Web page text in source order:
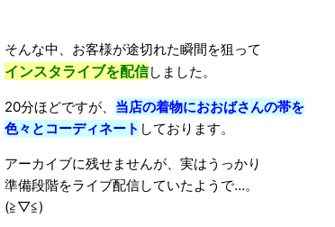
そんな中、お客様が途切れた瞬間を狙って
インスタライブを配信しました。
20分ほどですが、 当店の着物におおばさんの帯を
色々とコーディネート しております。
アーカイブに残せませんが、実はうっかり
準備段階をライブ配信していたようで…。
(≧▽≦)